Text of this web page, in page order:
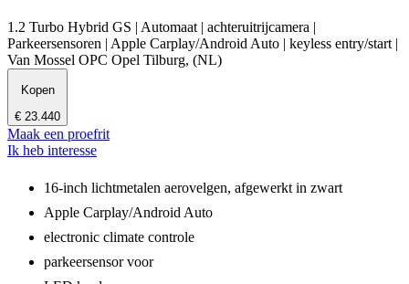
1.2 Turbo Hybrid GS | Automaat | achteruitrijcamera |
Parkeersensoren | Apple Carplay/Android Auto | keyless entry/start |
Van Mossel OPC Opel Tilburg, (NL)
Kopen
€ 23.440
Maak een proefrit
Ik heb interesse
16-inch lichtmetalen aerovelgen, afgewerkt in zwart
Apple Carplay/Android Auto
electronic climate controle
parkeersensor voor